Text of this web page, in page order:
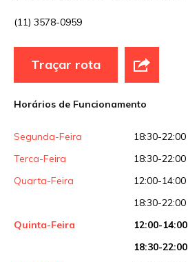
(11) 3578-0959
Traçar rota
Horários de Funcionamento
Segunda-Feira
18:30-22:00
Terca-Feira
18:30-22:00
Quarta-Feira
12:00-14:00
18:30-22:00
Quinta-Feira
12:00-14:00
18:30-22:00